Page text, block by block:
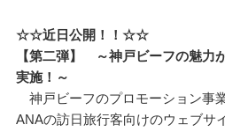
☆☆近日公開！！☆☆
【第二弾】 ～神戸ビーフの魅力
実施！～
神戸ビーフのプロモーション事
ANAの訪日旅行客向けのウェブサ